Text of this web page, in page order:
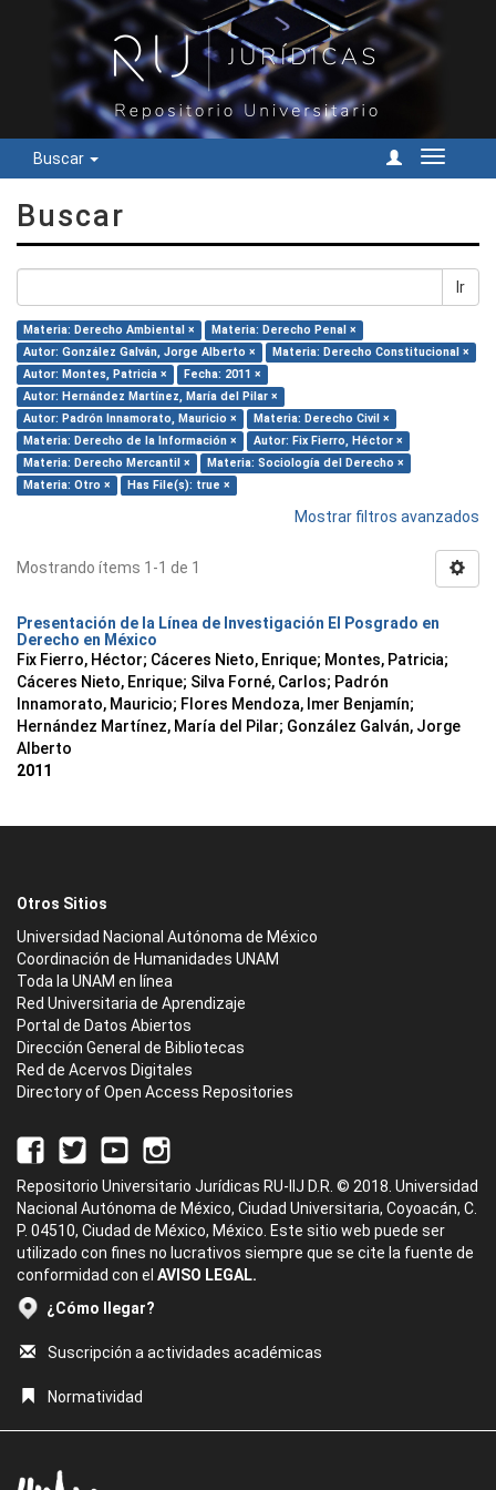
Buscar
Cambiar
Buscar
Ir
Materia: Derecho Ambiental ×
Materia: Derecho Penal ×
Autor: González Galván, Jorge Alberto ×
Materia: Derecho Constitucional ×
Autor: Montes, Patricia ×
Fecha: 2011 ×
Autor: Hernández Martínez, María del Pilar ×
Autor: Padrón Innamorato, Mauricio ×
Materia: Derecho Civil ×
Materia: Derecho de la Información ×
Autor: Fix Fierro, Héctor ×
Materia: Derecho Mercantil ×
Materia: Sociología del Derecho ×
Materia: Otro ×
Has File(s): true ×
Mostrar filtros avanzados
Mostrando ítems 1-1 de 1
Presentación de la Línea de Investigación El Posgrado en
Derecho en México
Fix Fierro, Héctor; Cáceres Nieto, Enrique; Montes, Patricia;
Cáceres Nieto, Enrique; Silva Forné, Carlos; Padrón
Innamorato, Mauricio; Flores Mendoza, Imer Benjamín;
Hernández Martínez, María del Pilar; González Galván, Jorge
Alberto
2011
Otros Sitios
Universidad Nacional Autónoma de México
Coordinación de Humanidades UNAM
Toda la UNAM en línea
Red Universitaria de Aprendizaje
Portal de Datos Abiertos
Dirección General de Bibliotecas
Red de Acervos Digitales
Directory of Open Access Repositories
Repositorio Universitario Jurídicas RU-IIJ D.R. © 2018. Universidad
Nacional Autónoma de México, Ciudad Universitaria, Coyoacán, C.
P. 04510, Ciudad de México, México. Este sitio web puede ser
utilizado con fines no lucrativos siempre que se cite la fuente de
conformidad con el AVISO LEGAL.
¿Cómo llegar?
Suscripción a actividades académicas
Normatividad